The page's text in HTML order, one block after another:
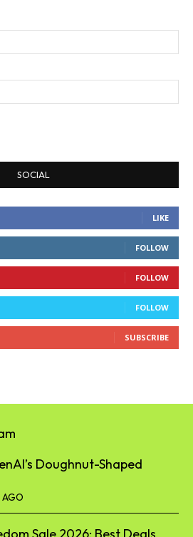
SOCIAL
LIKE
FOLLOW
FOLLOW
FOLLOW
SUBSCRIBE
Doughnut-Shaped
AGO
Sale 2026: Best Deals